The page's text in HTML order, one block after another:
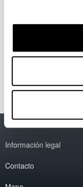
silos.
aldeas de
Lugar:Vitoria-
Información legal
Contacto